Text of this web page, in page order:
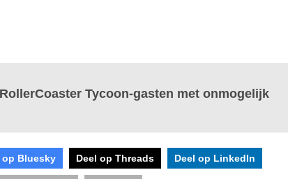
Tycoon-gasten met onmogelijk
op Bluesky Deel op Threads Deel op LinkedIn